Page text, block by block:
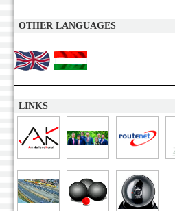
OTHER LANGUAGES
LINKS